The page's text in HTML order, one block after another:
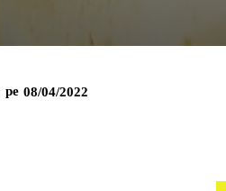
pe 08/04/2022